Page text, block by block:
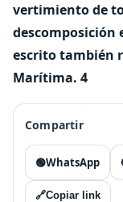
vertimiento de
descomposición
escrito también
Marítima. 4
Compartir
🟢WhatsApp
🔗Copiar link